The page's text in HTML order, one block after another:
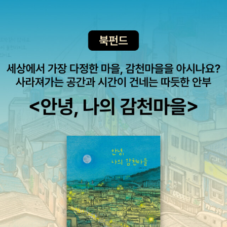
않았다. 그는 포르노 사진이 사람들의 관음증적 욕구를 더욱 부추기
는 외설적인 것이라고 비난했다. 많은 사람들이 굶주린 눈길로, 무한
으로 열린 다락방의 창밖을 내다보듯이 만화경의 구멍 위에 몸을 굽
히고 그 안을 들여다본다. 자신에 대한 사랑 못지않게 인간의 자연적
인 본성에 깊이 뿌리내린 사람들의 포르노그래피에 대한 사랑은 자기
만족의 절호의 기회를 놓치려고 하지 않는다. 모든 사람들이 포르노
그래피에 넋을 빼앗겼다. (보들레르의 「현대의 대중과 사진」 중에서,
윌리엄 A. 유잉 인용, 《몸》 206쪽) 사진은 탄생일이 분명한 예술 분
야이다. 다게르(Daguerre)가 만든 은판사진술이 1839년에 발명품
으로 공식 인정받은 뒤 사진은 화가들의 습작 활동을 돕는 역할을 했
다. 화가들은 사진이 혁신적인 발명품이 되리라 예상하지 못했고, 사
진을 회화의 한 단계 아래로 봤다. 보들레르처럼 자연을 완벽히 모방
하는 사진기술을 인정하지 못했다. 사진기술이 점점 발달하고, 사진
보급률이 높아지면서 전문 사진작가들이 활동하기 시작했고, 사진도
고 한 순간 감정이 폭발해 사고를 치고 만다. 이 사건 때문에 그는 아
내, 직장, 집은 물론, 정신까지 잃는다. 가족들은 그를 정신병원에 보
내서 감정을 조절하게 하고 사고 직후 생긴 기억상실증을 치료받게
한다. 4년 후 팻은 집으로 돌아왔지만 현실에 적응하기가 힘들다. 이
런 그에게 유일한 낙은 운동이다. 팻은 다시 아내와 재회할 수 있다고
강하게 믿으며 아내에게 잘 보이기 위해, 분노를 다스리기 위해 미친
듯이 운동에 매달린다. 마침 한 동네에 사는 이상한 여자 티파니가 팻
의 인생에 끼어든다. 티파니는 말도 없이 팻을 졸졸 쫓아다닌다. 팻의
조깅 코스에 불쑥 나타나는가 하면 함께 자도 된다는 말을 거침없이
쏟아 낸다. 영화도 재미있겠다. 소설도 보고 싶고. 이창래 <생존자
> 6.25 전쟁 당시 한 산골에 세워진 고아원과 그로부터 35년여 후
인 1986년 미국을 배경으로 현재와 과거를 오가며 전쟁으로 인해 뒤
얽힌 세 남녀의 비극적인 삶과 슬픔, 그리고 나아가 인간의 가치를 말
살하는 전쟁의 참상을 고발한 작품이다. 2011년 퓰리처상 최종 후보
『어머니를 그리다』를 보면서 그런 생각을 했다. 자신의 어머니를 그
마의 얼굴을 쳐다봐야 하는 일인데, 엄마를 바라보는 화가들의 마음
은 어땠을까? 책은 '어려운 환경에서도 자녀의 꿈을 이루어주기 위해
헌신하고자녀를 훌륭하게 키우기 위해 노력했고, 그림에 대한 소질을
발견한 후에는 이를 더욱 발전시킬 수 있도록 물심양면으로 도운 분
들. 어머니의 희생과 성심, 그리고 내조와 이해가 있었기에 자녀들은
꿈을 이룰 수 있었고, 그들은 그런 감사의 마음을 담아 어머니를 표현
하고자' 했단다. 하긴 우리가 평생을 살면서 엄마의 얼굴을 바라보는
시간이 얼마나 될 것인가를 생각하면 이들 화가는 복받은 일인지도
모르겠다. 드러내놓고 어머니의 얼굴을 봤을 테니 말이다.그래서 나
는 요즘 엄마의 사진을 찍어 자주 들여다본다. 곁에 없으니 매일 볼 수
없는 일, 사진이라도 있으니 다행이라 생각하며.